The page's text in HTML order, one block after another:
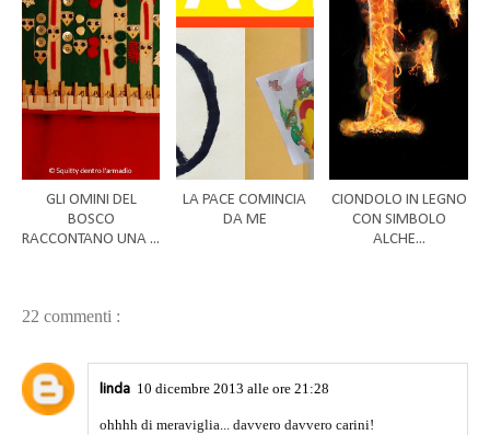
GLI OMINI DEL
BOSCO
RACCONTANO UNA ...
LA PACE COMINCIA
DA ME
CIONDOLO IN LEGNO
CON SIMBOLO
ALCHE...
22 commenti :
linda 10 dicembre 2013 alle ore 21:28
ohhhh di meraviglia... davvero davvero carini!